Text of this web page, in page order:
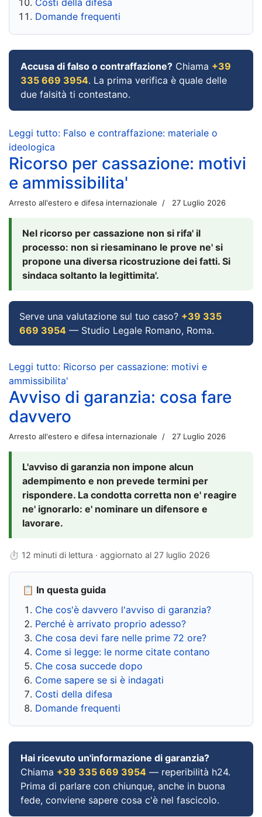
Domande frequenti
Accusa di falso o contraffazione? Chiama +39
335 669 3954. La prima verifica è quale delle
due falsità ti contestano.
Leggi tutto: Falso e contraffazione: materiale o
ideologica
Ricorso per cassazione: motivi
e ammissibilita'
Arresto all'estero e difesa internazionale 27 Luglio 2026
Nel ricorso per cassazione non si rifa' il
processo: non si riesaminano le prove ne' si
propone una diversa ricostruzione dei fatti. Si
sindaca soltanto la legittimita'.
Serve una valutazione sul tuo caso? +39 335
669 3954 — Studio Legale Romano, Roma.
Leggi tutto: Ricorso per cassazione: motivi e
ammissibilita'
Avviso di garanzia: cosa fare
davvero
Arresto all'estero e difesa internazionale 27 Luglio 2026
L'avviso di garanzia non impone alcun
adempimento e non prevede termini per
rispondere. La condotta corretta non e' reagire
ne' ignorarlo: e' nominare un difensore e
lavorare.
⏱ 12 minuti di lettura · aggiornato al 27 luglio 2026
📋 In questa guida
Che cos'è davvero l'avviso di garanzia?
Perché è arrivato proprio adesso?
Che cosa devi fare nelle prime 72 ore?
Come si legge: le norme citate contano
Che cosa succede dopo
Come sapere se si è indagati
Costi della difesa
Domande frequenti
Hai ricevuto un'informazione di garanzia?
Chiama +39 335 669 3954 — reperibilità h24.
Prima di parlare con chiunque, anche in buona
fede, conviene sapere cosa c'è nel fascicolo.